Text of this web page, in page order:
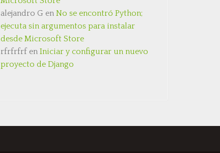
alejandro G enNo se encontró Python;
ejecuta sin argumentos para instalar
desde Microsoft Store
rfrfrfrf enIniciar y configurar un nuevo
proyecto de Django